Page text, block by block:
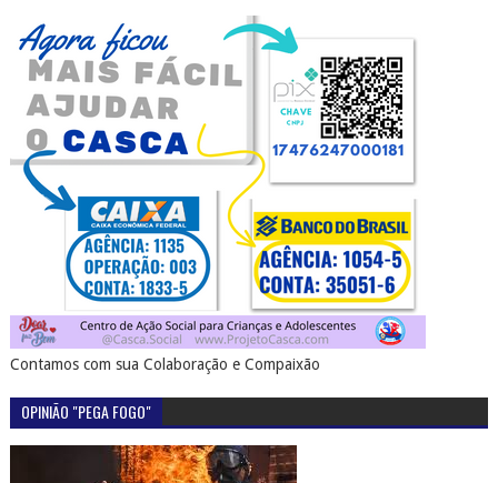
Contamos com sua Colaboração e Compaixão
OPINIÃO "PEGA FOGO"